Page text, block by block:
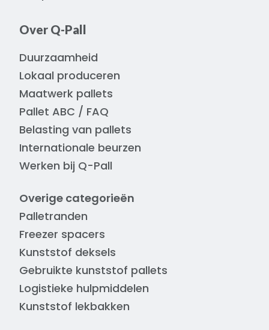
Over Q-Pall
Duurzaamheid
Lokaal produceren
Maatwerk pallets
Pallet ABC / FAQ
Belasting van pallets
Internationale beurzen
Werken bij Q-Pall
Overige categorieën
Palletranden
Freezer spacers
Kunststof deksels
Gebruikte kunststof pallets
Logistieke hulpmiddelen
Kunststof lekbakken